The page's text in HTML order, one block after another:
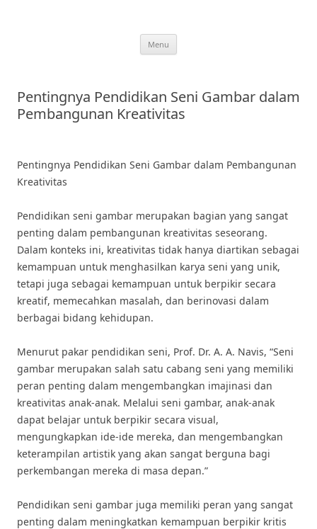
Menu
Pentingnya Pendidikan Seni Gambar dalam
Pembangunan Kreativitas
Pentingnya Pendidikan Seni Gambar dalam Pembangunan
Kreativitas
Pendidikan seni gambar merupakan bagian yang sangat
penting dalam pembangunan kreativitas seseorang.
Dalam konteks ini, kreativitas tidak hanya diartikan sebagai
kemampuan untuk menghasilkan karya seni yang unik,
tetapi juga sebagai kemampuan untuk berpikir secara
kreatif, memecahkan masalah, dan berinovasi dalam
berbagai bidang kehidupan.
Menurut pakar pendidikan seni, Prof. Dr. A. A. Navis, “Seni
gambar merupakan salah satu cabang seni yang memiliki
peran penting dalam mengembangkan imajinasi dan
kreativitas anak-anak. Melalui seni gambar, anak-anak
dapat belajar untuk berpikir secara visual,
mengungkapkan ide-ide mereka, dan mengembangkan
keterampilan artistik yang akan sangat berguna bagi
perkembangan mereka di masa depan.”
Pendidikan seni gambar juga memiliki peran yang sangat
penting dalam meningkatkan kemampuan berpikir kritis